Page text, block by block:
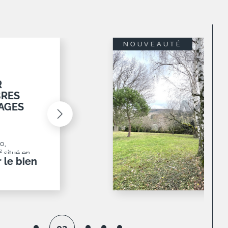
AVEC
sud
et
le bien
EXCLUSIF
NOUVEAUTÉ